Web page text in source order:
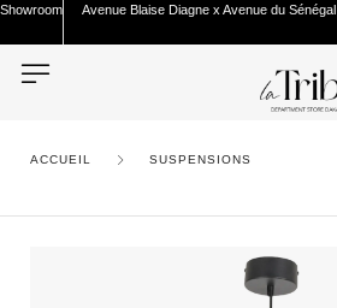
Showroom Avenue Blaise Diagne x Avenue du Sénégal
ACCUEIL SUSPENSIONS